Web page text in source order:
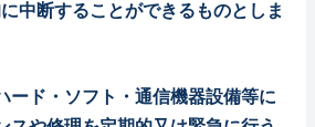
中断することができるものとしま
ード・ソフト・通信機器設備等に